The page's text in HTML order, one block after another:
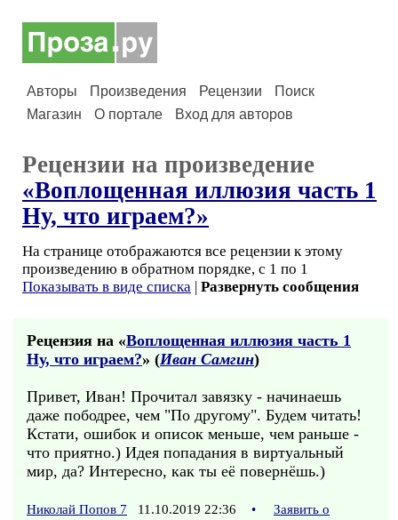
Авторы Произведения Рецензии
Поиск
Магазин
О портале Вход для авторов
Рецензии на произведение
«Воплощенная иллюзия часть 1
Ну, что играем?»
На странице отображаются все рецензии к этому
произведению в обратном порядке, с 1 по 1
Показывать в виде списка | Развернуть сообщения
Рецензия на «Воплощенная иллюзия часть 1
Ну, что играем?» (Иван Самгин)
Привет, Иван! Прочитал завязку - начинаешь
даже пободрее, чем "По другому". Будем читать!
Кстати, ошибок и описок меньше, чем раньше -
что приятно.) Идея попадания в виртуальный
мир, да? Интересно, как ты её повернёшь.)
Николай Попов 7 11.10.2019 22:36 •
Заявить о